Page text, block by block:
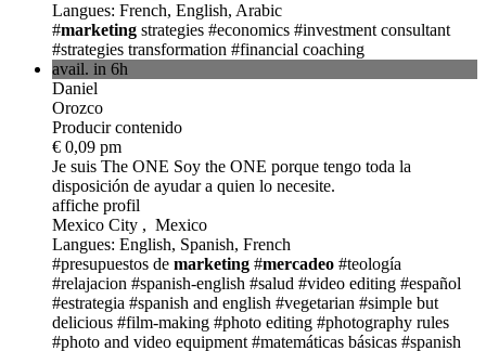
Langues: French, English, Arabic
#marketing strategies #economics #investment consultant
#strategies transformation #financial coaching
avail. in 6h
Daniel
Orozco
Producir contenido
€ 0,09 pm
Je suis The ONE Soy the ONE porque tengo toda la
disposición de ayudar a quien lo necesite.
affiche profil
Mexico City , Mexico
Langues: English, Spanish, French
#presupuestos de marketing #mercadeo #teología
#relajacion #spanish-english #salud #video editing #español
#estrategia #spanish and english #vegetarian #simple but
delicious #film-making #photo editing #photography rules
#photo and video equipment #matemáticas básicas #spanish